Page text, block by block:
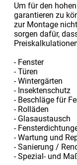
Um für den
garantieren zu
zur Montage
sorgen dafür,
- Fenster
- Türen
- Wintergärten
- Insektenschutz
- Beschläge für
- Rolläden
- Glasaustausch
-
- Wartung und
- Sanierung /
- Spezial- und